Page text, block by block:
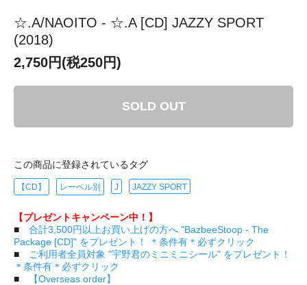
☆.A/NAOITO - ☆.A [CD] JAZZY SPORT
(2018)
2,750円(税250円)
SOLD OUT
この商品に登録されているタグ
【CD】 レーベル別 J JAZZY SPORT
【プレゼントキャンペーン中！】
■ 合計3,500円以上お買い上げの方へ "BazbeeStoop - The
Package [CD]" をプレゼント！ ＊条件有＊必ずクリック
■
ご利用者全員対象 "宇野君のミニミニシール" をプレゼント！
＊条件有＊必ずクリック
■
【Overseas order】